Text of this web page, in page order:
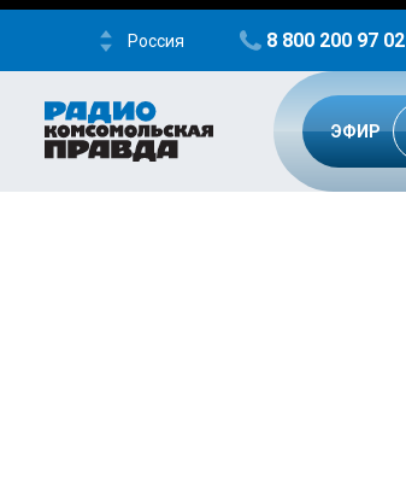
Россия 8 800 200 97 02
ЭФИР